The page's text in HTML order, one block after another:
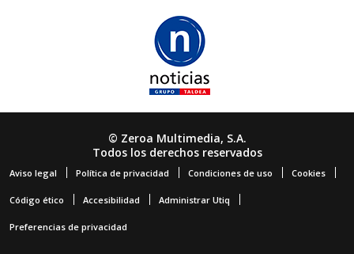
© Zeroa Multimedia, S.A.
Todos los derechos reservados
Aviso legal Política de privacidad Condiciones de uso Cookies
Código ético Accesibilidad Administrar Utiq
Preferencias de privacidad